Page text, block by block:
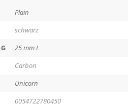
Plain
schwarz
25 mm L
Carbon
Unicorn
0054722780450